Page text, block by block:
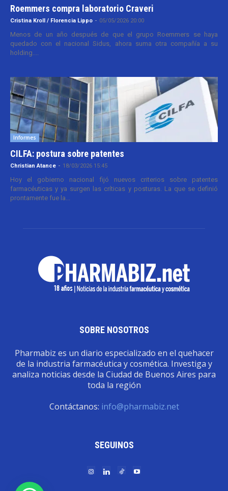
Roemmers compra laboratorio Craveri
Cristina Kroll / Florencia Lippo - 05/05/2026 20:00
Menos de un año después de que el grupo Roemmers se haya
quedado con el nacional Sidus, ahora suma otra compañía a su
holding....
Informes
CILFA: postura sobre patentes
Christian Atance - 18/03/2026 15:45
Hoy el gobierno nacional fijó nuevos criterios sobre patentes
farmacéuticas y ya surgen las críticas y posturas. La que se definió
prontamente fue la...
SOBRE NOSOTROS
Pharmabiz es un diario especializado en el quehacer
de la industria farmacéutica y cosmética. Investiga y
analiza noticias desde la Ciudad de Buenos Aires para
toda la región
Contáctanos: info@pharmabiz.net
SEGUINOS